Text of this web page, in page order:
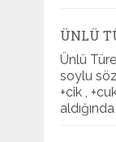
ÜNLÜ
Ünlü
soylu
+cik ,